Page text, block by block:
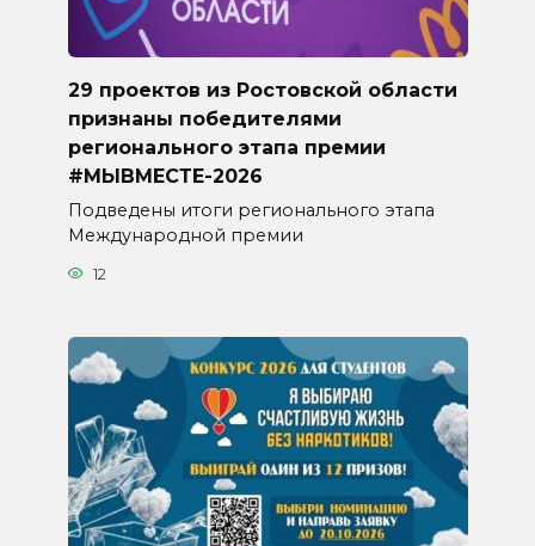
29 проектов из Ростовской области
признаны победителями
регионального этапа премии
#МЫВМЕСТЕ-2026
Подведены итоги регионального этапа
Международной премии
12